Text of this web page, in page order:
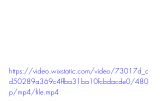
https://video.wixstatic.com/video/73017d_c
d50289a369c4ffba31ba10fcbdacde0/480
p/mp4/file.mp4